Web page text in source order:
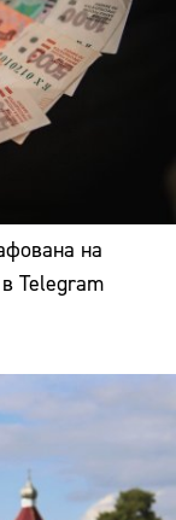
на
Telegram